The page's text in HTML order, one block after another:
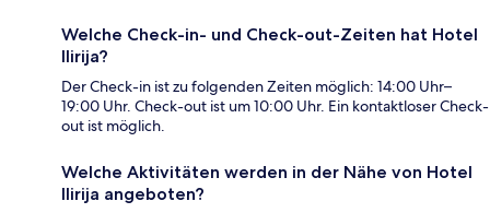
Welche Check-in- und Check-out-Zeiten hat Hotel
Ilirija?
Der Check-in ist zu folgenden Zeiten möglich: 14:00 Uhr–
19:00 Uhr. Check-out ist um 10:00 Uhr. Ein kontaktloser Check-
out ist möglich.
Welche Aktivitäten werden in der Nähe von Hotel
Ilirija angeboten?